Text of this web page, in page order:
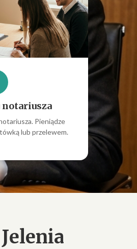
notariusza
Pieniądze
lub przelewem.